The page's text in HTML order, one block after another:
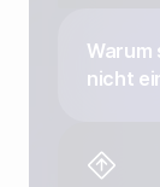
Warum
nicht